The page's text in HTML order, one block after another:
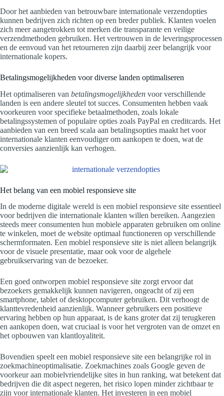
Door het aanbieden van betrouwbare internationale verzendopties
kunnen bedrijven zich richten op een breder publiek. Klanten voelen
zich meer aangetrokken tot merken die transparante en veilige
verzendmethoden gebruiken. Het vertrouwen in de leveringsprocessen
en de eenvoud van het retourneren zijn daarbij zeer belangrijk voor
internationale kopers.
Betalingsmogelijkheden voor diverse landen optimaliseren
Het optimaliseren van betalingsmogelijkheden voor verschillende
landen is een andere sleutel tot succes. Consumenten hebben vaak
voorkeuren voor specifieke betaalmethoden, zoals lokale
betalingssystemen of populaire opties zoals PayPal en creditcards. Het
aanbieden van een breed scala aan betalingsopties maakt het voor
internationale klanten eenvoudiger om aankopen te doen, wat de
conversies aanzienlijk kan verhogen.
Het belang van een mobiel responsieve site
In de moderne digitale wereld is een mobiel responsieve site essentieel
voor bedrijven die internationale klanten willen bereiken. Aangezien
steeds meer consumenten hun mobiele apparaten gebruiken om online
te winkelen, moet de website optimaal functioneren op verschillende
schermformaten. Een mobiel responsieve site is niet alleen belangrijk
voor de visuele presentatie, maar ook voor de algehele
gebruikservaring van de bezoeker.
Een goed ontworpen mobiel responsieve site zorgt ervoor dat
bezoekers gemakkelijk kunnen navigeren, ongeacht of zij een
smartphone, tablet of desktopcomputer gebruiken. Dit verhoogt de
klanttevredenheid aanzienlijk. Wanneer gebruikers een positieve
ervaring hebben op hun apparaat, is de kans groter dat zij terugkeren
en aankopen doen, wat cruciaal is voor het vergroten van de omzet en
het opbouwen van klantloyaliteit.
Bovendien speelt een mobiel responsieve site een belangrijke rol in
zoekmachineoptimalisatie. Zoekmachines zoals Google geven de
voorkeur aan mobielvriendelijke sites in hun ranking, wat betekent dat
bedrijven die dit aspect negeren, het risico lopen minder zichtbaar te
zijn voor internationale klanten. Het investeren in een mobiel